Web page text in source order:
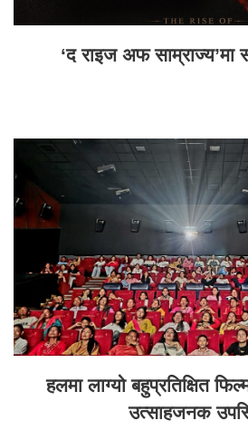
‘द राइज अफ साम्राज्य’मा
हलमा लाग्यो बहुप्रतिक्षित
उत्साहजनक